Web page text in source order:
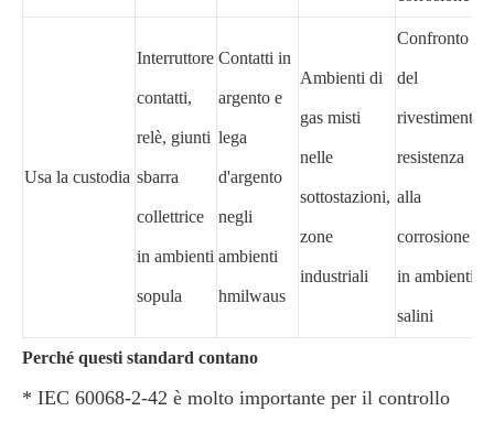
Usa la custodia
Interruttore
contatti,
relè, giunti
sbarra
collettrice
in ambienti
sopula
Contatti in
argento e
lega
d'argento
negli
ambienti
hmilwaus
Ambienti di
gas misti
nelle
sottostazioni,
zone
industriali
Confronto
del
rivestimento,
resistenza
alla
corrosione
in ambienti
salini
Perché questi standard contano
* IEC 60068-2-42 è molto importante per il controllo